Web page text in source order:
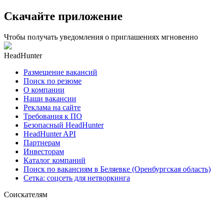
Скачайте приложение
Чтобы получать уведомления о приглашениях мгновенно
HeadHunter
Размещение вакансий
Поиск по резюме
О компании
Наши вакансии
Реклама на сайте
Требования к ПО
Безопасный HeadHunter
HeadHunter API
Партнерам
Инвесторам
Каталог компаний
Поиск по вакансиям в Беляевке (Оренбургская область)
Сетка: соцсеть для нетворкинга
Соискателям